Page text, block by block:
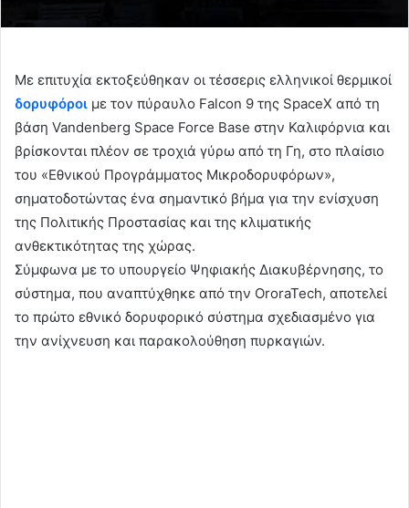
Με επιτυχία εκτοξεύθηκαν οι τέσσερις ελληνικοί θερμικοί
δορυφόροι με τον πύραυλο Falcon 9 της SpaceX από τη
βάση Vandenberg Space Force Base στην Καλιφόρνια και
βρίσκονται πλέον σε τροχιά γύρω από τη Γη, στο πλαίσιο
του «Εθνικού Προγράμματος Μικροδορυφόρων»,
σηματοδοτώντας ένα σημαντικό βήμα για την ενίσχυση
της Πολιτικής Προστασίας και της κλιματικής
ανθεκτικότητας της χώρας.
Σύμφωνα με το υπουργείο Ψηφιακής Διακυβέρνησης, το
σύστημα, που αναπτύχθηκε από την OroraTech, αποτελεί
το πρώτο εθνικό δορυφορικό σύστημα σχεδιασμένο για
την ανίχνευση και παρακολούθηση πυρκαγιών.